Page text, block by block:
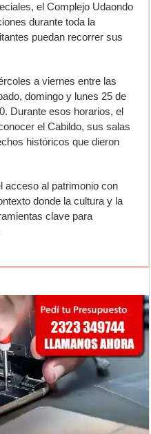
el Complejo Udaondo
durante toda la
puedan recorrer sus
a viernes entre las
domingo y lunes 25 de
Durante esos horarios, el
el Cabildo, sus salas
históricos que dieron
acceso al patrimonio con
donde la cultura y la
clave para